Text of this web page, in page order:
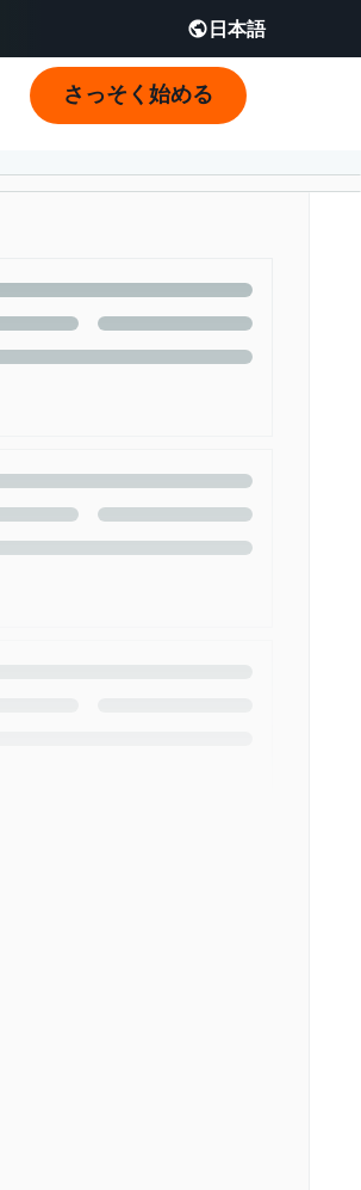
日本語
さっそく始める